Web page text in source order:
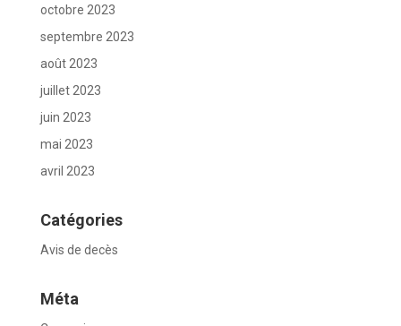
octobre 2023
septembre 2023
août 2023
juillet 2023
juin 2023
mai 2023
avril 2023
Catégories
Avis de decès
Méta